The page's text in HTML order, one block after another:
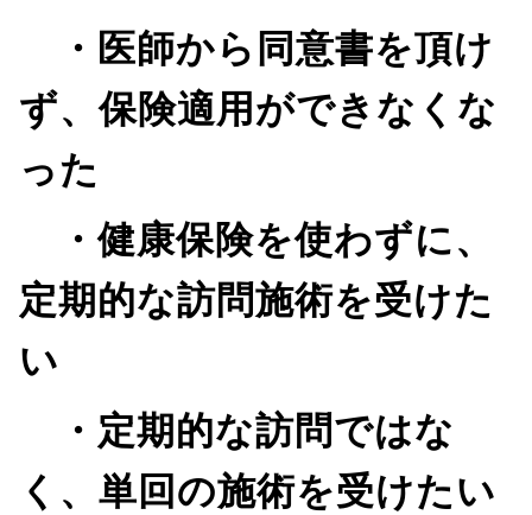
・医師から同意書を頂け
ず、保険適用ができなくな
った
・健康保険を使わずに、
定期的な訪問施術を受けた
い
・定期的な訪問ではな
く、単回の施術を受けたい